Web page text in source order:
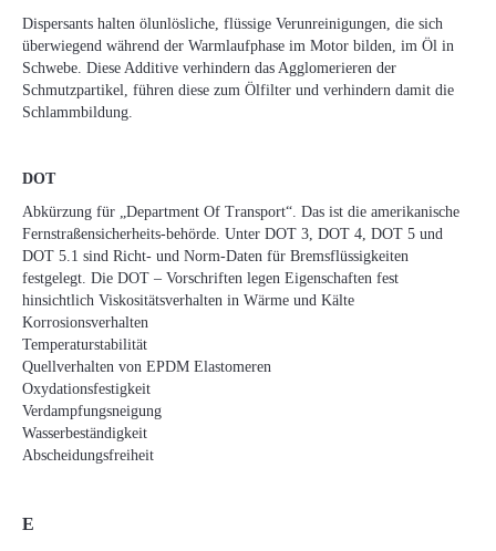
Dispersants halten ölunlösliche, flüssige Verunreinigungen, die sich
überwiegend während der Warmlaufphase im Motor bilden, im Öl in
Schwebe. Diese Additive verhindern das Agglomerieren der
Schmutzpartikel, führen diese zum Ölfilter und verhindern damit die
Schlammbildung.
DOT
Abkürzung für „Department Of Transport“. Das ist die amerikanische
Fernstraßensicherheits-behörde. Unter DOT 3, DOT 4, DOT 5 und
DOT 5.1 sind Richt- und Norm-Daten für Bremsflüssigkeiten
festgelegt. Die DOT – Vorschriften legen Eigenschaften fest
hinsichtlich Viskositätsverhalten in Wärme und Kälte
Korrosionsverhalten
Temperaturstabilität
Quellverhalten von EPDM Elastomeren
Oxydationsfestigkeit
Verdampfungsneigung
Wasserbeständigkeit
Abscheidungsfreiheit
E